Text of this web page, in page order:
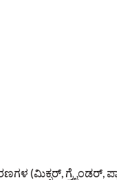
(ಮಿಕ್ಸರ್, ಗ್ರೈಂಡರ್,